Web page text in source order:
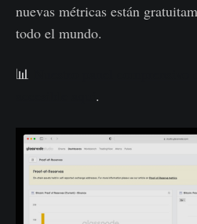
nuevas métricas están
todo el mundo.
📊
.